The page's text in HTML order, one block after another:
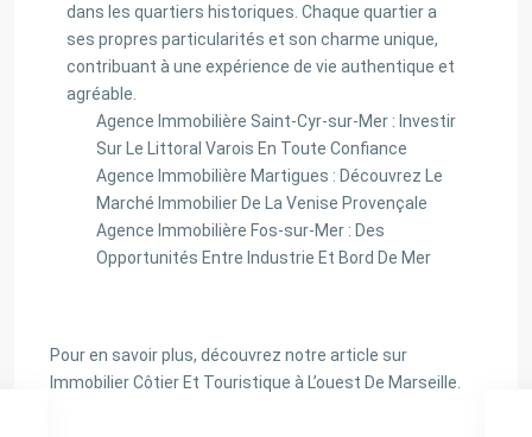
dans les quartiers historiques. Chaque quartier a
ses propres particularités et son charme unique,
contribuant à une expérience de vie authentique et
agréable.
Agence Immobilière Saint-Cyr-sur-Mer : Investir
Sur Le Littoral Varois En Toute Confiance
Agence Immobilière Martigues : Découvrez Le
Marché Immobilier De La Venise Provençale
Agence Immobilière Fos-sur-Mer : Des
Opportunités Entre Industrie Et Bord De Mer
Pour en savoir plus, découvrez notre article sur
Immobilier Côtier Et Touristique à L’ouest De Marseille.